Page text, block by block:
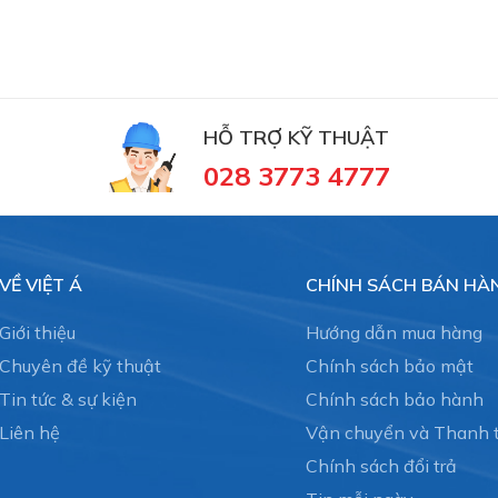
HỖ TRỢ KỸ THUẬT
028 3773 4777
VỀ VIỆT Á
Giới thiệu
Chuyên đề kỹ thuật
Tin tức & sự kiện
Liên hệ
CHÍNH SÁCH BÁN
Hướng dẫn mua hàng
Chính sách bảo mật
Chính sách bảo hành
Vận chuyển và Thanh
Chính sách đổi trả